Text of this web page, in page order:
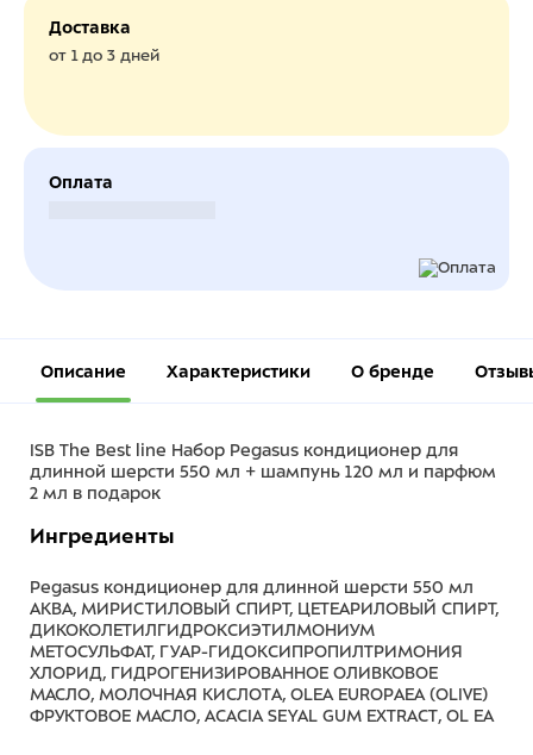
Доставка
от 1 до 3 дней
Оплата
Описание Характеристики О бренде
ISB The Best line Набор Pegasus кондиционер для
длинной шерсти 550 мл + шампунь 120 мл и парфюм
2 мл в подарок
Ингредиенты
Pegasus кондиционер для длинной шерсти 550 мл
АКВА, МИРИСТИЛОВЫЙ СПИРТ, ЦЕТЕАРИЛОВЫЙ СПИРТ,
ДИКОКОЛЕТИЛГИДРОКСИЭТИЛМОНИУМ
МЕТОСУЛЬФАТ, ГУАР-ГИДОКСИПРОПИЛТРИМОНИЯ
ХЛОРИД, ГИДРОГЕНИЗИРОВАННОЕ ОЛИВКОВОЕ
МАСЛО, МОЛОЧНАЯ КИСЛОТА, OLEA EUROPAEA (OLIVE)
ФРУКТОВОЕ МАСЛО, ACACIA SEYAL GUM EXTRACT, OL EA